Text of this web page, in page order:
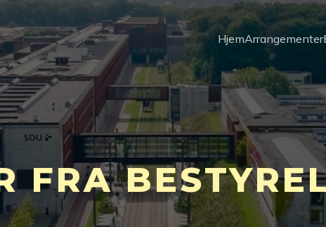
HjemArrangementer
FRA